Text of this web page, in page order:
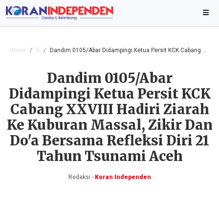
Home Daerah Dandim 0105/Abar Didampingi Ketua Persit KCK Cabang XXVIII Hadiri Ziarah Ke Kuburan Massal, Zikir Dan Do'a Bersama Refleksi Diri 21 Tahun Tsunami Aceh
Dandim 0105/Abar
Didampingi Ketua Persit KCK
Cabang XXVIII Hadiri Ziarah
Ke Kuburan Massal, Zikir Dan
Do'a Bersama Refleksi Diri 21
Tahun Tsunami Aceh
Redaksi -Koran Independen